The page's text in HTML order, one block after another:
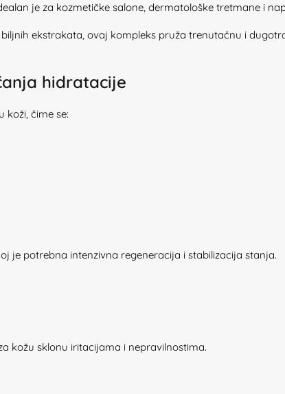
je za kozmetičke salone, dermatološke tretmane i
ekstrakata, ovaj kompleks pruža trenutačnu i
hidratacije
čime se:
je potrebna intenzivna regeneracija i stabilizacija stanja.
kožu sklonu iritacijama i nepravilnostima.